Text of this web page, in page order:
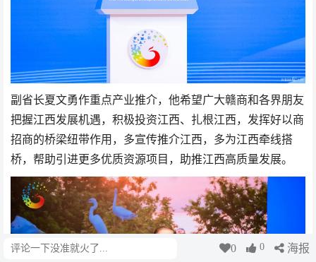
副省长夏文勇作重点产业推介，他希望广大赣商和各界朋友
把握江西发展机遇，积极投资江西、扎根江西，发挥好以商
招商的桥梁纽带作用，多宣传推介江西，多为江西牵线搭
桥，帮助引进更多优质资源项目，助推江西高质量发展。
评论 0 0 海报